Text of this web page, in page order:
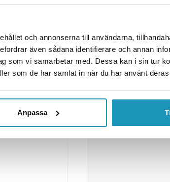
och annonserna till användarna,
även sådana identifierare och annan
som vi samarbetar med. Dessa kan i sin tur
som de har samlat in när du har använt
Anpassa
1 meter